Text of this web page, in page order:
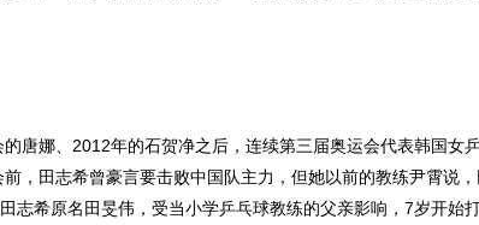
娜、2012年的石贺净之后，连续第三届奥运会代表韩国女
，田志希曾豪言要击败中国队主力，但她以前的教练尹霄说
志希原名田旻伟，受当小学乒乓球教练的父亲影响，7岁开始